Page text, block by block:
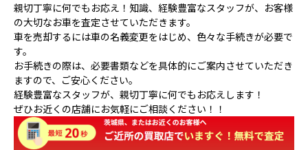
親切丁寧に何でもお応え！知識、経験豊富なスタッフが、お客様
の大切なお車を査定させていただきます。
車を売却するには車の名義変更をはじめ、色々な手続きが必要で
す。
お手続きの際は、必要書類などを具体的にご案内させていただき
ますので、ご安心ください。
経験豊富なスタッフが、親切丁寧に何でもお応えします！
ぜひお近くの店舗にお気軽にご相談ください！！